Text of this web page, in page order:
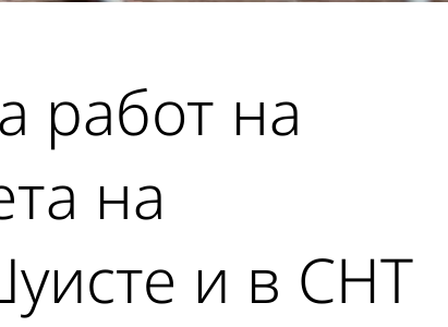
работ на
на
и в СНТ